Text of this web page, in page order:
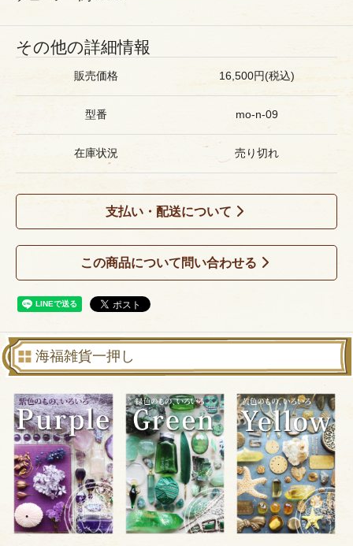
その他の詳細情報
販売価格 16,500円(税込)
型番 mo-n-09
在庫状況 売り切れ
支払い・配送について
この商品について問い合わせる
海福雑貨一押し